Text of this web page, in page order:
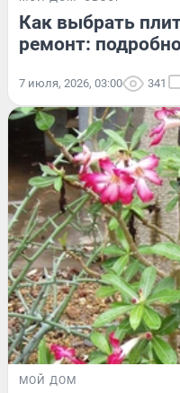
Как выбрать
ремонт:
7 июля, 2026, 03:00 341
МОЙ ДОМ